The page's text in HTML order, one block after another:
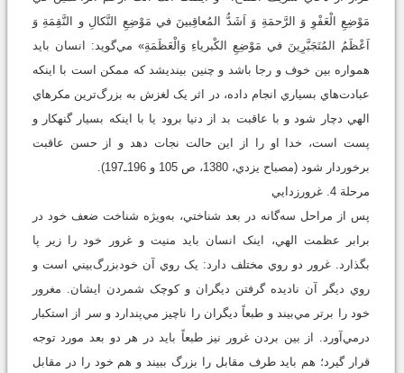
مَوْضِعِ الْعَفْوِ وَ الرَّحمَةِ وَ اَشَدُّ المُعاقِبينَ في مَوْضِعِ النَّكالِ و النَّقِمَةِ وَ
اَعْظَمُ المُتَجَبَّرِينَ في مَوْضِعِ الكْبرياءِ وَالْعَظَمَةِ» مي‌گوید: انسان بايد
همواره بين خوف و رجا باشد و چنين بينديشد که ممکن است با اينکه
عبادت‌هاي بسياري انجام داده، در اثر يک لغزش به بزرگ‌ترين مکرهاي
الهي دچار شود و با عاقبت بد از دنيا برود يا با اينکه بسيار گنهکار و
پست است، خدا او را از اين حالت نجات دهد و از حسن عاقبت
برخوردار شود (مصباح يزدي، 1380، ص 105 و 196ـ197).
مرحلة 4. غرورزدايي
پس از مراحل سه‌گانه در بعد شناختي، به‌ويژه شناخت ضعف خود در
برابر عظمت الهي، اينک انسان بايد منيت و غرور خود را زير پا
بگذارد. غرور دو روي مختلف دارد: يک روي آن خودبزرگ‌بيني است و
روي ديگر آن ناديده گرفتن ديگران و کوچک شمردن ايشان. مغرور
خود را برتر مي‌بيند و طبعاً ديگران را ناچيز مي‌پندارد و سر از استکبار
درمي‌آورد. از بين بردن غرور نيز طبعاً بايد در هر دو بعد مورد توجه
قرار گيرد؛ هم بايد طرف مقابل را بزرگ ببيند و هم خود را در مقابل